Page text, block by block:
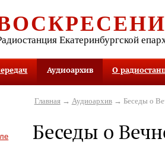
Екатеринбургской
Аудиоархив О
Главная→ Аудиоархив→ Беседы о
Беседы о